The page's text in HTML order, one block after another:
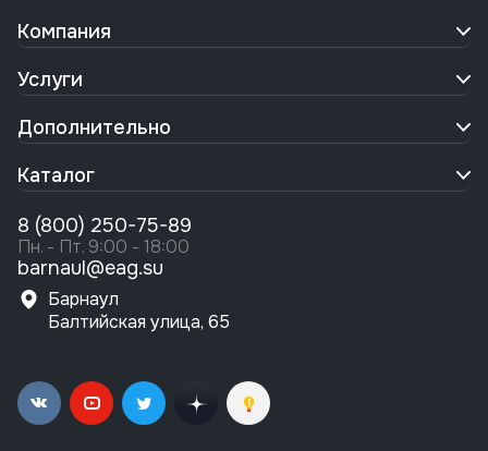
Компания
Услуги
Дополнительно
Каталог
8 (800) 250-75-89
Пн. - Пт. 9:00 - 18:00
barnaul@eag.su
Барнаул
Балтийская улица, 65